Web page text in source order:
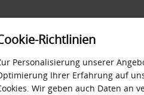
LOYALTY SELF-SERVICES
Richtlinien
Personalisierung unserer
Ihrer Erfahrung auf
Wir geben auch Daten an